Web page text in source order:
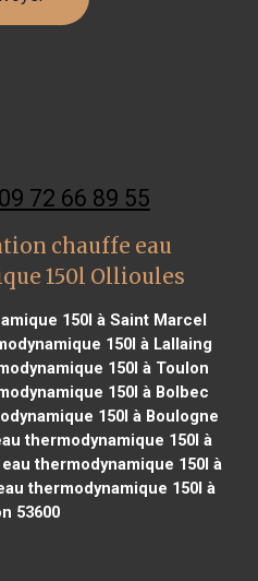
72 66 89 55
chauffe eau
150l Ollioules
150l à Saint Marcel
150l à Lallaing
150l à Toulon
150l à Bolbec
150l à Boulogne
thermodynamique 150l à
thermodynamique 150l à
thermodynamique 150l à
53600